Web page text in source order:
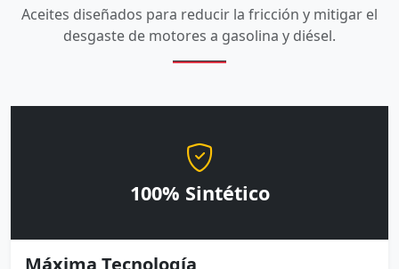
Aceites diseñados para reducir la fricción y mitigar el
desgaste de motores a gasolina y diésel.
100% Sintético
Máxima Tecnología